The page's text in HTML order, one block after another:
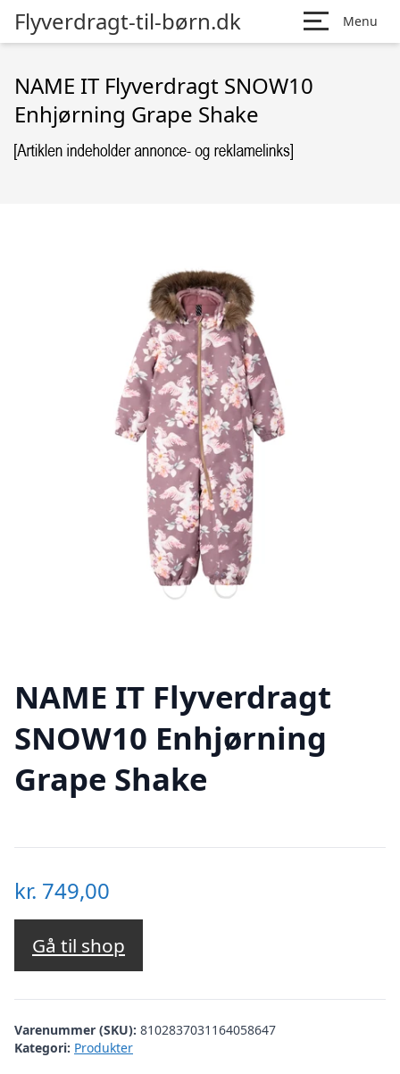
Flyverdragt-til-børn.dk Menu
NAME IT Flyverdragt SNOW10
Enhjørning Grape Shake
NAME IT Flyverdragt
SNOW10 Enhjørning
Grape Shake
kr. 749,00
Gå til shop
Varenummer (SKU): 8102837031164058647
Kategori: Produkter